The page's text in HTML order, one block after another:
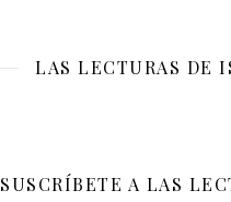
LAS LECTURAS DE
SUSCRÍBETE A LAS